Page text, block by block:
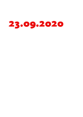
23.09.2020